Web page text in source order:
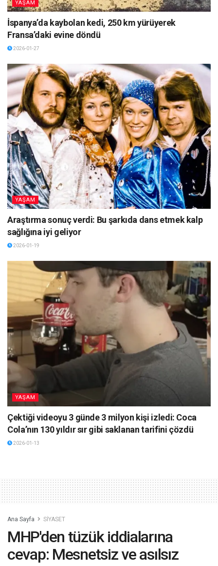
YAŞAM
İspanya’da kaybolan kedi, 250 km yürüyerek
Fransa’daki evine döndü
2026-01-27
YAŞAM
Araştırma sonuç verdi: Bu şarkıda dans etmek kalp
sağlığına iyi geliyor
2026-01-19
YAŞAM
Çektiği videoyu 3 günde 3 milyon kişi izledi: Coca
Cola’nın 130 yıldır sır gibi saklanan tarifini çözdü
2026-01-13
Ana Sayfa SİYASET
MHP'den tüzük iddialarına
cevap: Mesnetsiz ve asılsız